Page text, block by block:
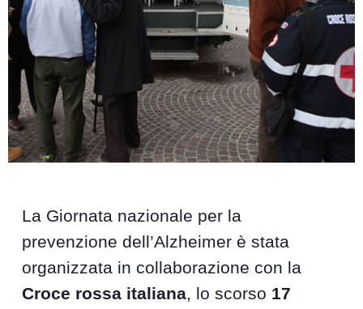
La Giornata nazionale per la
prevenzione dell’Alzheimer è stata
organizzata in collaborazione con la
Croce rossa italiana, lo scorso 17